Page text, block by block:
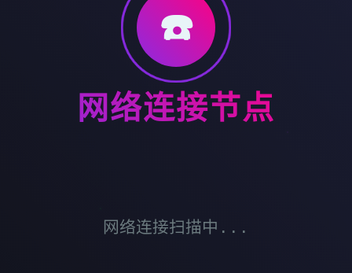
☎️
网络连接节点
网络连接扫描中...